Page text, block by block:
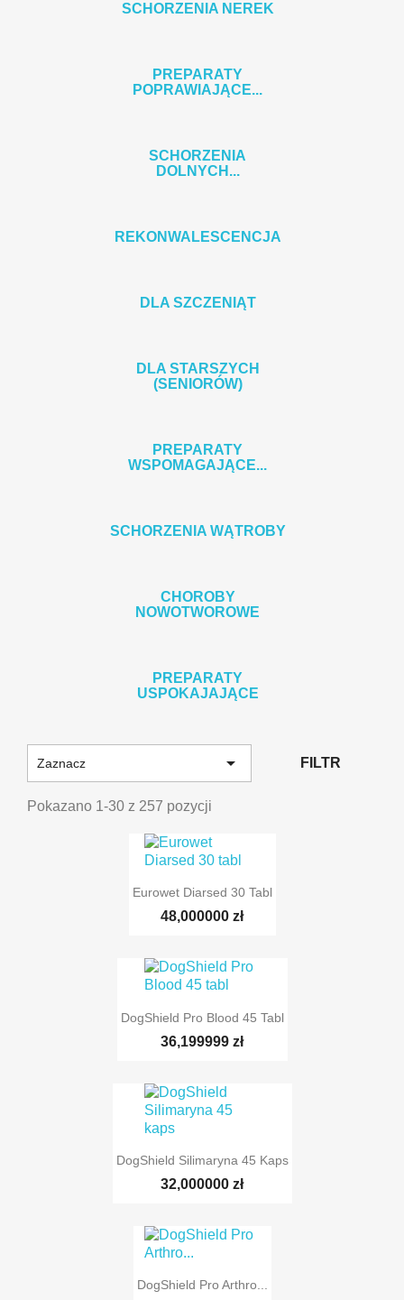
SCHORZENIA NEREK
PREPARATY
POPRAWIAJĄCE...
SCHORZENIA
DOLNYCH...
REKONWALESCENCJA
DLA SZCZENIĄT
DLA STARSZYCH
(SENIORÓW)
PREPARATY
WSPOMAGAJĄCE...
SCHORZENIA WĄTROBY
CHOROBY
NOWOTWOROWE
PREPARATY
USPOKAJAJĄCE
Zaznacz  FILTR
Pokazano 1-30 z 257 pozycji
Eurowet Diarsed 30 Tabl
48,000000 zł
DogShield Pro Blood 45 Tabl
36,199999 zł
TYLKO ONLINE
DogShield Silimaryna 45 Kaps
32,000000 zł
TYLKO ONLINE
DogShield Pro Arthro...